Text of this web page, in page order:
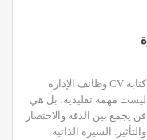
كتابة CV وظائف الإدارة
ليست مهمة تقليدية، بل هي
فن يجمع بين الدقة والاختصار
والتأثير. السيرة الذاتية